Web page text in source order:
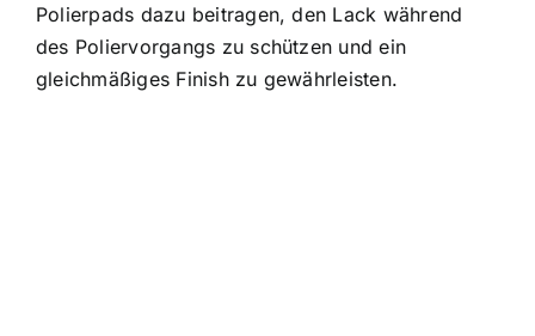
Polierpads dazu beitragen, den Lack während
des Poliervorgangs zu schützen und ein
gleichmäßiges Finish zu gewährleisten.